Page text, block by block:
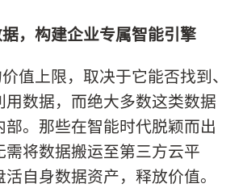
，构建企业专属智能引擎
值上限，取决于它能否找到、
数据，而绝大多数这类数据
。那些在智能时代脱颖而出
将数据搬运至第三方云平
自身数据资产，释放价值。